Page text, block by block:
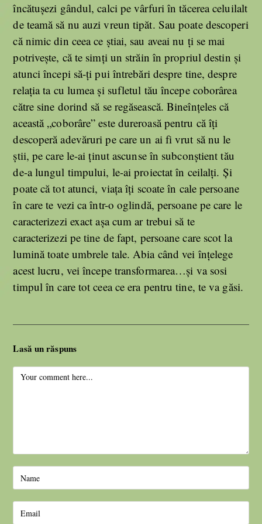
încătușezi gândul, calci pe vârfuri în tăcerea celuilalt
de teamă să nu auzi vreun tipăt. Sau poate descoperi
că nimic din ceea ce știai, sau aveai nu ți se mai
potrivește, că te simți un străin în propriul destin și
atunci începi să-ți pui întrebări despre tine, despre
relația ta cu lumea și sufletul tău începe coborârea
către sine dorind să se regăsească. Bineînțeles că
această „coborâre” este dureroasă pentru că îți
descoperă adevăruri pe care un ai fi vrut să nu le
știi, pe care le-ai ținut ascunse în subconștient tău
de-a lungul timpului, le-ai proiectat în ceilalți. Și
poate că tot atunci, viața îți scoate în cale persoane
în care te vezi ca într-o oglindă, persoane pe care le
caracterizezi exact așa cum ar trebui să te
caracterizezi pe tine de fapt, persoane care scot la
lumină toate umbrele tale. Abia când vei înțelege
acest lucru, vei începe transformarea…și va sosi
timpul în care tot ceea ce era pentru tine, te va găsi.
Lasă un răspuns